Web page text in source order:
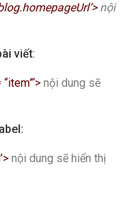
nội
viết:
nội dung sẽ
nội dung sẽ hiển thị